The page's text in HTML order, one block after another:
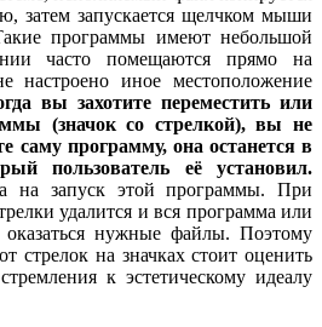
затем запускается щелчком мыши
программы имеют небольшой
часто помещаются прямо на
настроено иное местоположение
вы захотите переместить или
(значок со стрелкой), вы не
саму программу, она останется в
пользователь её установил.
на запуск этой программы. При
удалится и вся программа или
нужные файлы. Поэтому
стрелок на значках стоит оценить
к эстетическому идеалу